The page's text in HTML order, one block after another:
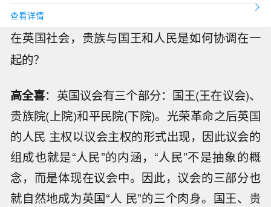
查看详情
在英国社会，贵族与国王和人民是如何协调在一
起的？
高全喜：英国议会有三个部分：国王(王在议会)、
贵族院(上院)和平民院(下院)。光荣革命之后英国
的人民 主权以议会主权的形式出现，因此议会的
组成也就是“人民”的内涵，“人民”不是抽象的概
念，而是体现在议会中。因此，议会的三部分也
就自然地成为英国“人 民”的三个肉身。国王、贵